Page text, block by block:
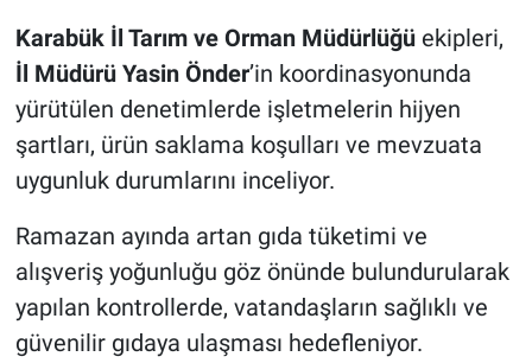
Karabük İl Tarım ve Orman Müdürlüğüekipleri,
İl Müdürü Yasin Önder’in koordinasyonunda
yürütülen denetimlerde işletmelerin hijyen
şartları, ürün saklama koşulları ve mevzuata
uygunluk durumlarını inceliyor.
Ramazan ayında artan gıda tüketimi ve
alışveriş yoğunluğu göz önünde bulundurularak
yapılan kontrollerde, vatandaşların sağlıklı ve
güvenilir gıdaya ulaşması hedefleniyor.